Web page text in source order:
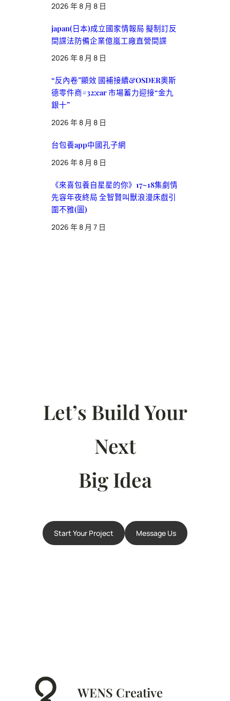
2026 年 8 月 8 日
japan(日本)成立國家情報局 擬制訂反
間諜法防備企業億嵐工廠直營間諜
2026 年 8 月 8 日
“反內卷”顯效 國補接續&OSDER奧斯
德零件商#32;car 市場蓄力迎接“金九
銀十”
2026 年 8 月 8 日
台包養app中國孔子網
2026 年 8 月 8 日
《來喜包養自星星的你》17~18集劇情
先容年夜終局 全智賢叫獸浪漫床戲引
圍不雅(圖)
2026 年 8 月 7 日
Let’s Build Your
Next
Big Idea
Start Your Project Message Us
WENS Creative